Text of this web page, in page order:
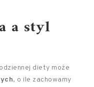
a styl
diety może
, o ile zachowamy